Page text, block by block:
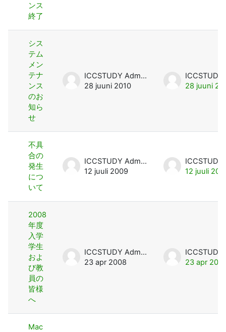
ンス
終了
シス
テム
メン
テナ
ンス
のお
知ら
せ
ICCSTUDY Admin User
28 juuni 2010
28 juuni
不具
合の
発生
につ
いて
ICCSTUDY Admin User
12 juuli 2009
12 juuli
2008
年度
入学
学生
およ
び教
員の
皆様
へ
ICCSTUDY Admin User
23 apr 2008
23 apr
Mac